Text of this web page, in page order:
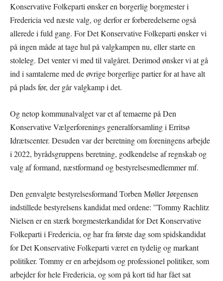
Konservative Folkeparti ønsker en borgerlig borgmester i
Fredericia ved næste valg, og derfor er forberedelserne også
allerede i fuld gang. For Det Konservative Folkeparti ønsker vi
på ingen måde at tage hul på valgkampen nu, eller starte en
stoleleg. Det venter vi med til valgåret. Derimod ønsker vi at gå
ind i samtalerne med de øvrige borgerlige partier for at have alt
på plads før, der går valgkamp i det.
Og netop kommunalvalget var et af temaerne på Den
Konservative Vælgerforenings generalforsamling i Erritsø
Idrætscenter. Desuden var der beretning om foreningens arbejde
i 2022, byrådsgruppens beretning, godkendelse af regnskab og
valg af formand, næstformand og bestyrelsesmedlemmer mf.
Den genvalgte bestyrelsesformand Torben Møller Jørgensen
indstillede bestyrelsens kandidat med ordene: ”Tommy Rachlitz
Nielsen er en stærk borgmesterkandidat for Det Konservative
Folkeparti i Fredericia, og har fra første dag som spidskandidat
for Det Konservative Folkeparti været en tydelig og markant
politiker. Tommy er en arbejdsom og professionel politiker, som
arbejder for hele Fredericia, og som på kort tid har fået sat